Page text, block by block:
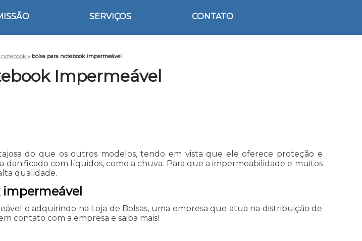
SERVIÇOS CONTATO
notebook » bolsa para notebook impermeável
Impermeável
do que os outros modelos, tendo em vista que ele oferece proteção e
com líquidos, como a chuva. Para que a impermeabilidade e muitos
qualidade.
o adquirindo na Loja de Bolsas, uma empresa que atua na distribuição de
contato com a empresa e saiba mais!